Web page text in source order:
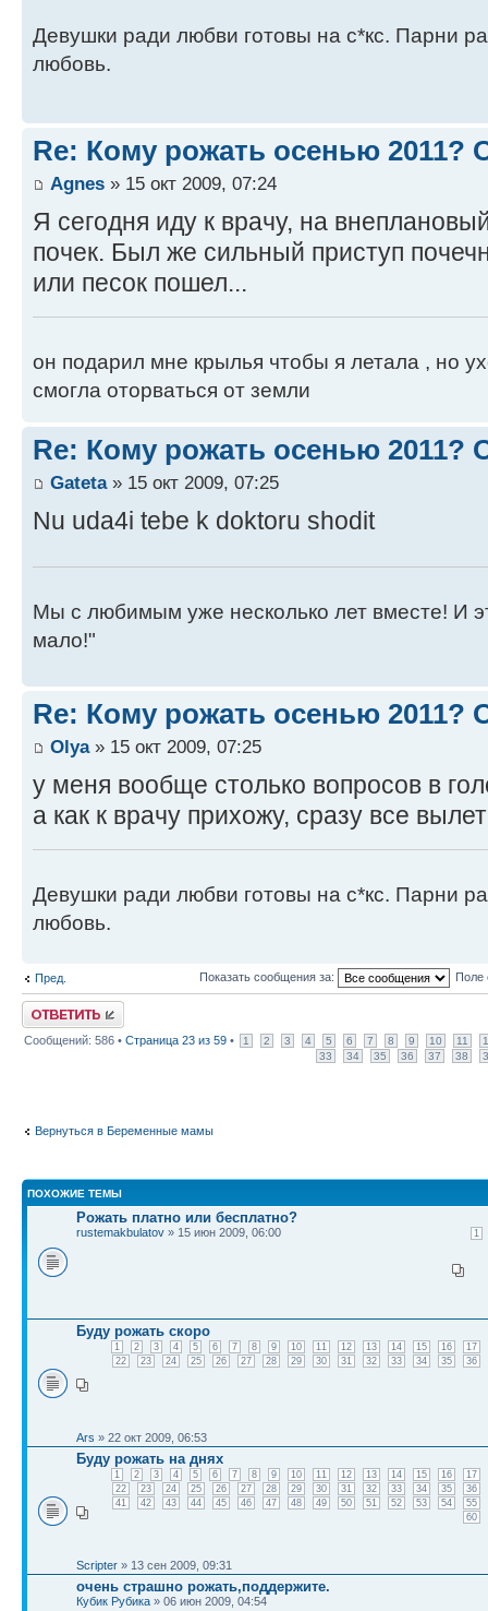
Девушки ради любви готовы на с*кс. Парни
любовь.
Re: Кому рожать осенью 2011?
Agnes » 15 окт 2009, 07:24
Я сегодня иду к врачу, на
почек. Был же сильный приступ
или песок пошел...
он подарил мне крылья чтобы я летала , но
смогла оторваться от земли
Re: Кому рожать осенью 2011?
Gateta» 15 окт 2009, 07:25
Nu uda4i tebe k doktoru shodit
Мы с любимым уже несколько лет вместе! И
мало!"
Re: Кому рожать осенью 2011?
Оlya» 15 окт 2009, 07:25
у меня вообще столько вопросов в
а как к врачу прихожу, сразу все
Девушки ради любви готовы на с*кс. Парни
любовь.
Пред. Показать сообщения за: Поле
Ответить
Сообщений: 586 • Страница 23 из 59 • 1 2 3 4 5 6 7 8 9 10 11
33
34 35 36 37 38
Вернуться в Беременные мамы
ПОХОЖИЕ ТЕМЫ
Рожать платно или бесплатно?
1
rustemakbulatov » 15 июн 2009, 06:00
Буду рожать скоро
1 2 3 4 5 6 7 8 9 10 11 12 13 14 15 16
17
22
23 24 25 26 27 28 29 30 31 32 33 34 35 36
Ars » 22 окт 2009, 06:53
Буду рожать на днях
1 2 3 4 5 6 7 8 9 10 11 12 13 14 15 16
17
22
23 24 25 26 27 28 29 30 31 32 33 34 35
36
41
42 43 44 45 46 47 48 49 50 51 52 53 54
55
60
Scripter » 13 сен 2009, 09:31
очень страшно рожать,поддержите.
Кубик Рубика » 06 июн 2009, 04:54